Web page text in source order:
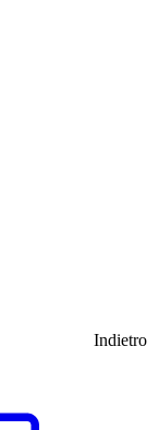
Indietro